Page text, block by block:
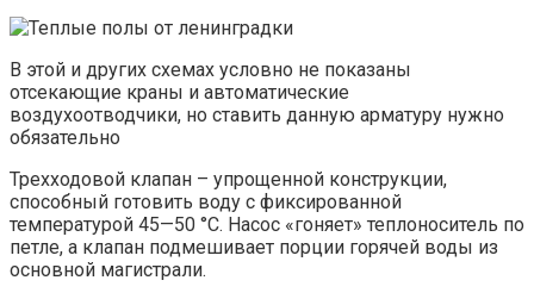
В этой и других схемах условно не показаны
отсекающие краны и автоматические
воздухоотводчики, но ставить данную арматуру нужно
обязательно
Трехходовой клапан – упрощенной конструкции,
способный готовить воду с фиксированной
температурой 45—50 °С. Насос «гоняет» теплоноситель по
петле, а клапан подмешивает порции горячей воды из
основной магистрали.